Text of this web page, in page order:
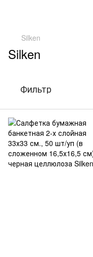
Silken
Silken
Фильтр